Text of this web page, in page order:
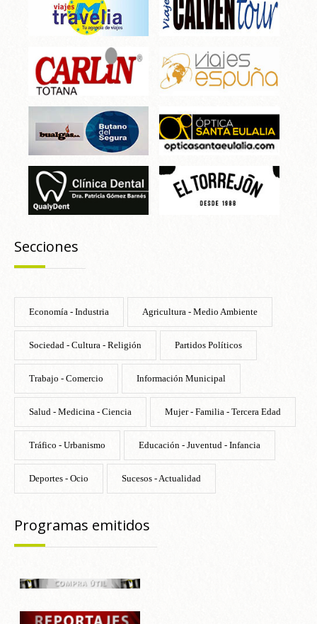
Secciones
Economía - Industria Agricultura - Medio Ambiente
Sociedad - Cultura - Religión Partidos Políticos
Trabajo - Comercio Información Municipal
Salud - Medicina - Ciencia Mujer - Familia - Tercera Edad
Tráfico - Urbanismo Educación - Juventud - Infancia
Deportes - Ocio Sucesos - Actualidad
Programas emitidos